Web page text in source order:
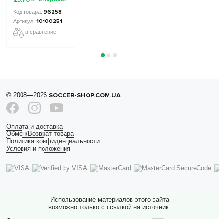
STARS
Collection 2
10100251
96258
10100251
в сравнение
© 2008—2026 SOCCER-SHOP.COM.UA
Оплата и доставка
Обмен/Возврат товара
Политика конфиденциальности
Условия и положения
Использование материалов этого сайта
возможно только с ссылкой на источник.